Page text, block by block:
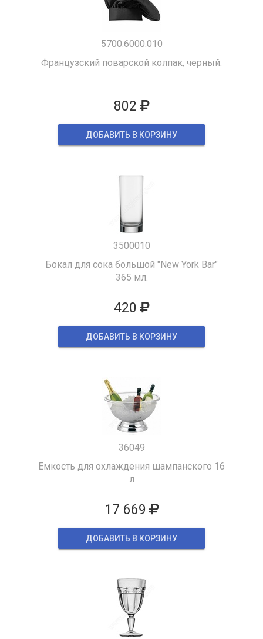
5700.6000.010
Французский поварской колпак, черный.
802
ДОБАВИТЬ В КОРЗИНУ
3500010
Бокал для сока большой "New York Bar"
365 мл.
420
ДОБАВИТЬ В КОРЗИНУ
36049
Емкость для охлаждения шампанского 16
л
17 669
ДОБАВИТЬ В КОРЗИНУ